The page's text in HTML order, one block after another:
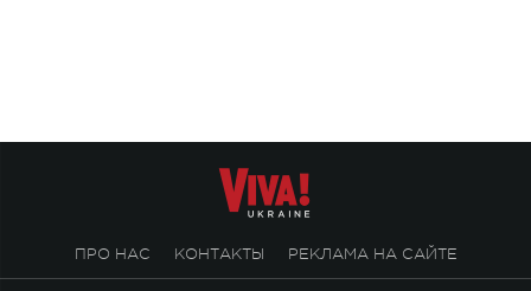
ПРО НАС КОНТАКТЫ РЕКЛАМА НА САЙТЕ